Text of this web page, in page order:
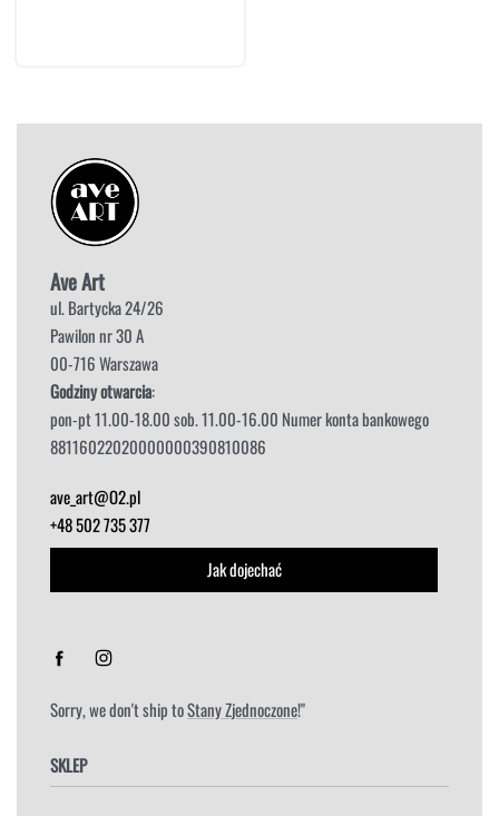
Ave Art
ul. Bartycka 24/26
Pawilon nr 30 A
00-716 Warszawa
Godziny otwarcia:
pon-pt 11.00-18.00 sob. 11.00-16.00 Numer konta bankowego
88116022020000000390810086
ave_art@O2.pl
+48 502 735 377
Jak dojechać
Sorry, we don't ship toStany Zjednoczone!"
SKLEP